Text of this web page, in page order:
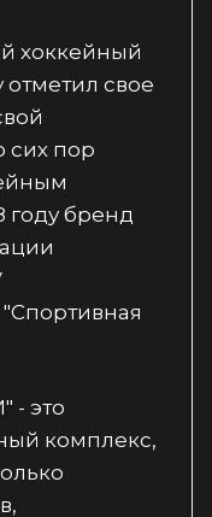
хоккейный
свое
сих пор
году бренд
- это
комплекс,